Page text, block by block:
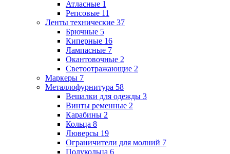
Атласные 1
Репсовые 11
Ленты технические 37
Брючные 5
Киперные 16
Лампасные 7
Окантовочные 2
Светоотражающие 2
Маркеры 7
Металлофурнитура 58
Вешалки для одежды 3
Винты ременные 2
Карабины 2
Кольца 8
Люверсы 19
Ограничители для молний 7
Полукольца 6